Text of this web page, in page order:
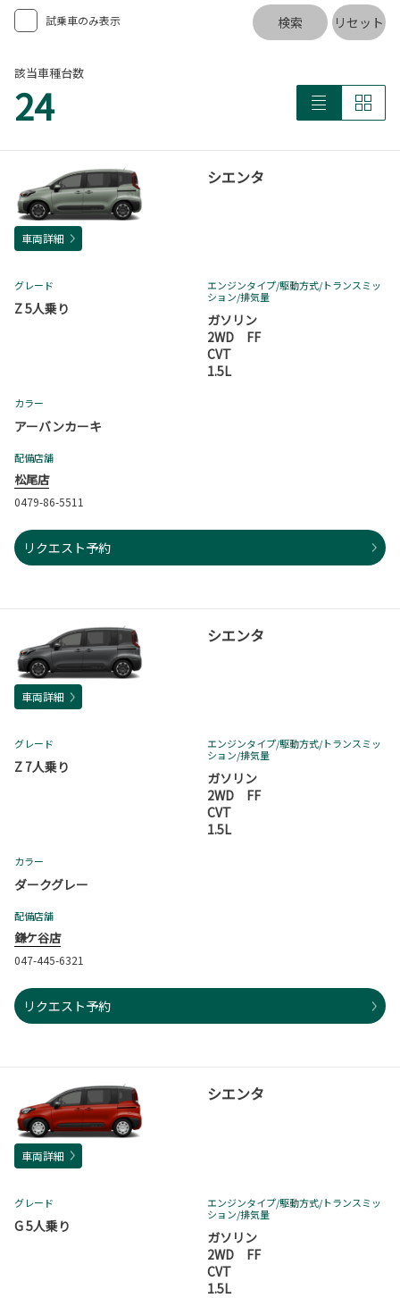
試乗車のみ表示 検索 リセット
該当車種台数
24
シエンタ
車両詳細
グレード
Z 5人乗り
エンジンタイプ/駆動方式/トランスミッ
ション/排気量
ガソリン
2WD FF
CVT
1.5L
カラー
アーバンカーキ
配備店舗
松尾店
0479-86-5511
リクエスト予約
シエンタ
車両詳細
グレード
Z 7人乗り
エンジンタイプ/駆動方式/トランスミッ
ション/排気量
ガソリン
2WD FF
CVT
1.5L
カラー
ダークグレー
配備店舗
鎌ケ谷店
047-445-6321
リクエスト予約
シエンタ
車両詳細
グレード
G 5人乗り
エンジンタイプ/駆動方式/トランスミッ
ション/排気量
ガソリン
2WD FF
CVT
1.5L